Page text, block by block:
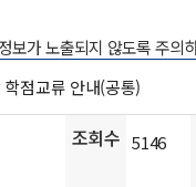
보가 노출되지 않도록 주의
점교류 안내(공통)
조회수 5146